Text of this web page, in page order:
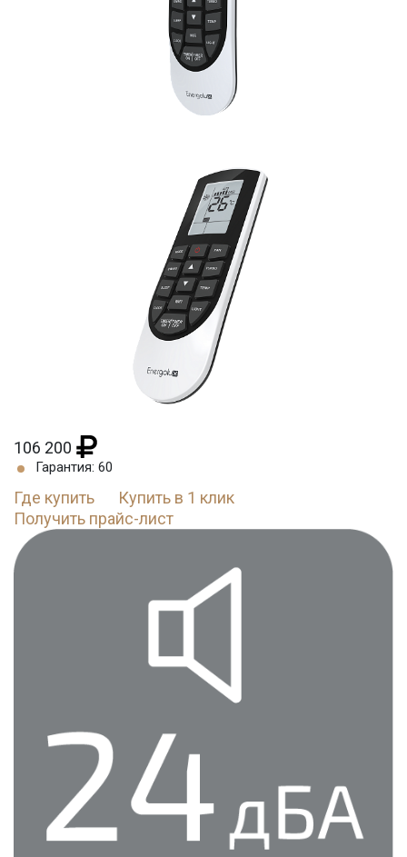
106 200
Гарантия: 60
Где купить
Купить в 1 клик
Получить прайс-лист